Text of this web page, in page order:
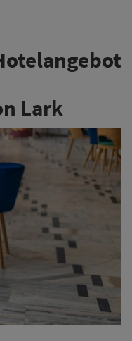
Lark